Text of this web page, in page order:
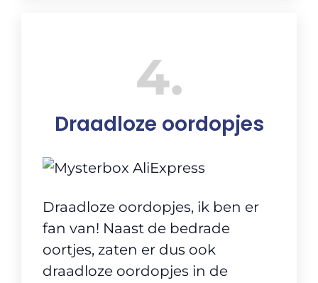
4
Draadloze oordopjes
Draadloze oordopjes, ik ben er
fan van! Naast de bedrade
oortjes, zaten er dus ook
draadloze oordopjes in de